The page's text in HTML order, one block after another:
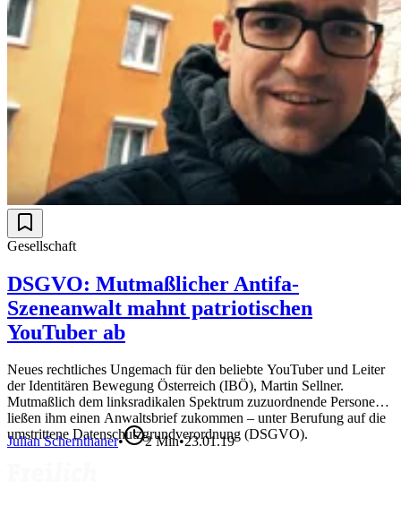
Gesellschaft
DSGVO: Mutmaßlicher Antifa-
Szeneanwalt mahnt patriotischen
YouTuber ab
Neues rechtliches Ungemach für den beliebte YouTuber und Leiter
der Identitären Bewegung Österreich (IBÖ), Martin Sellner.
Mutmaßlich dem linksradikalen Spektrum zuzuordnende Personen
ließen ihm einen Anwaltsbrief zukommen – unter Berufung auf die
umstrittene Datenschutzgrundverordnung (DSGVO).
Julian Schernthaner• 2Min•23.01.19